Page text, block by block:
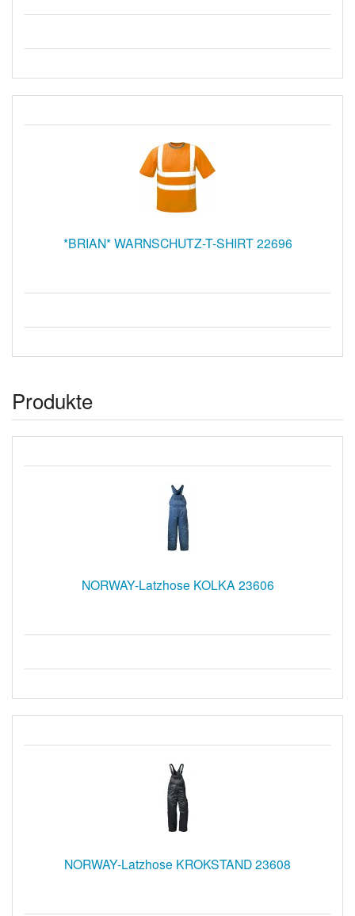
*BRIAN* WARNSCHUTZ-T-SHIRT 22696
Produkte
NORWAY-Latzhose KOLKA 23606
NORWAY-Latzhose KROKSTAND 23608